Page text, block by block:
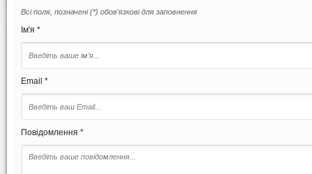
Всі поля, позначені (*) обов'язкові для заповнення
Ім'я *
Email *
Повідомлення *